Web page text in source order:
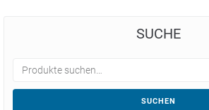
SUCHE
SUCHEN